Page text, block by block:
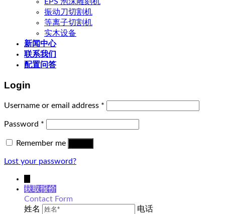
EPS 泡沫雕刻机
振动刀切割机
等离子切割机
实木设备
新闻中心
联系我们
配置问答
Login
Username or email address *
Password *
Remember me
Lost your password?
获取报价
Contact Form
姓名
电话